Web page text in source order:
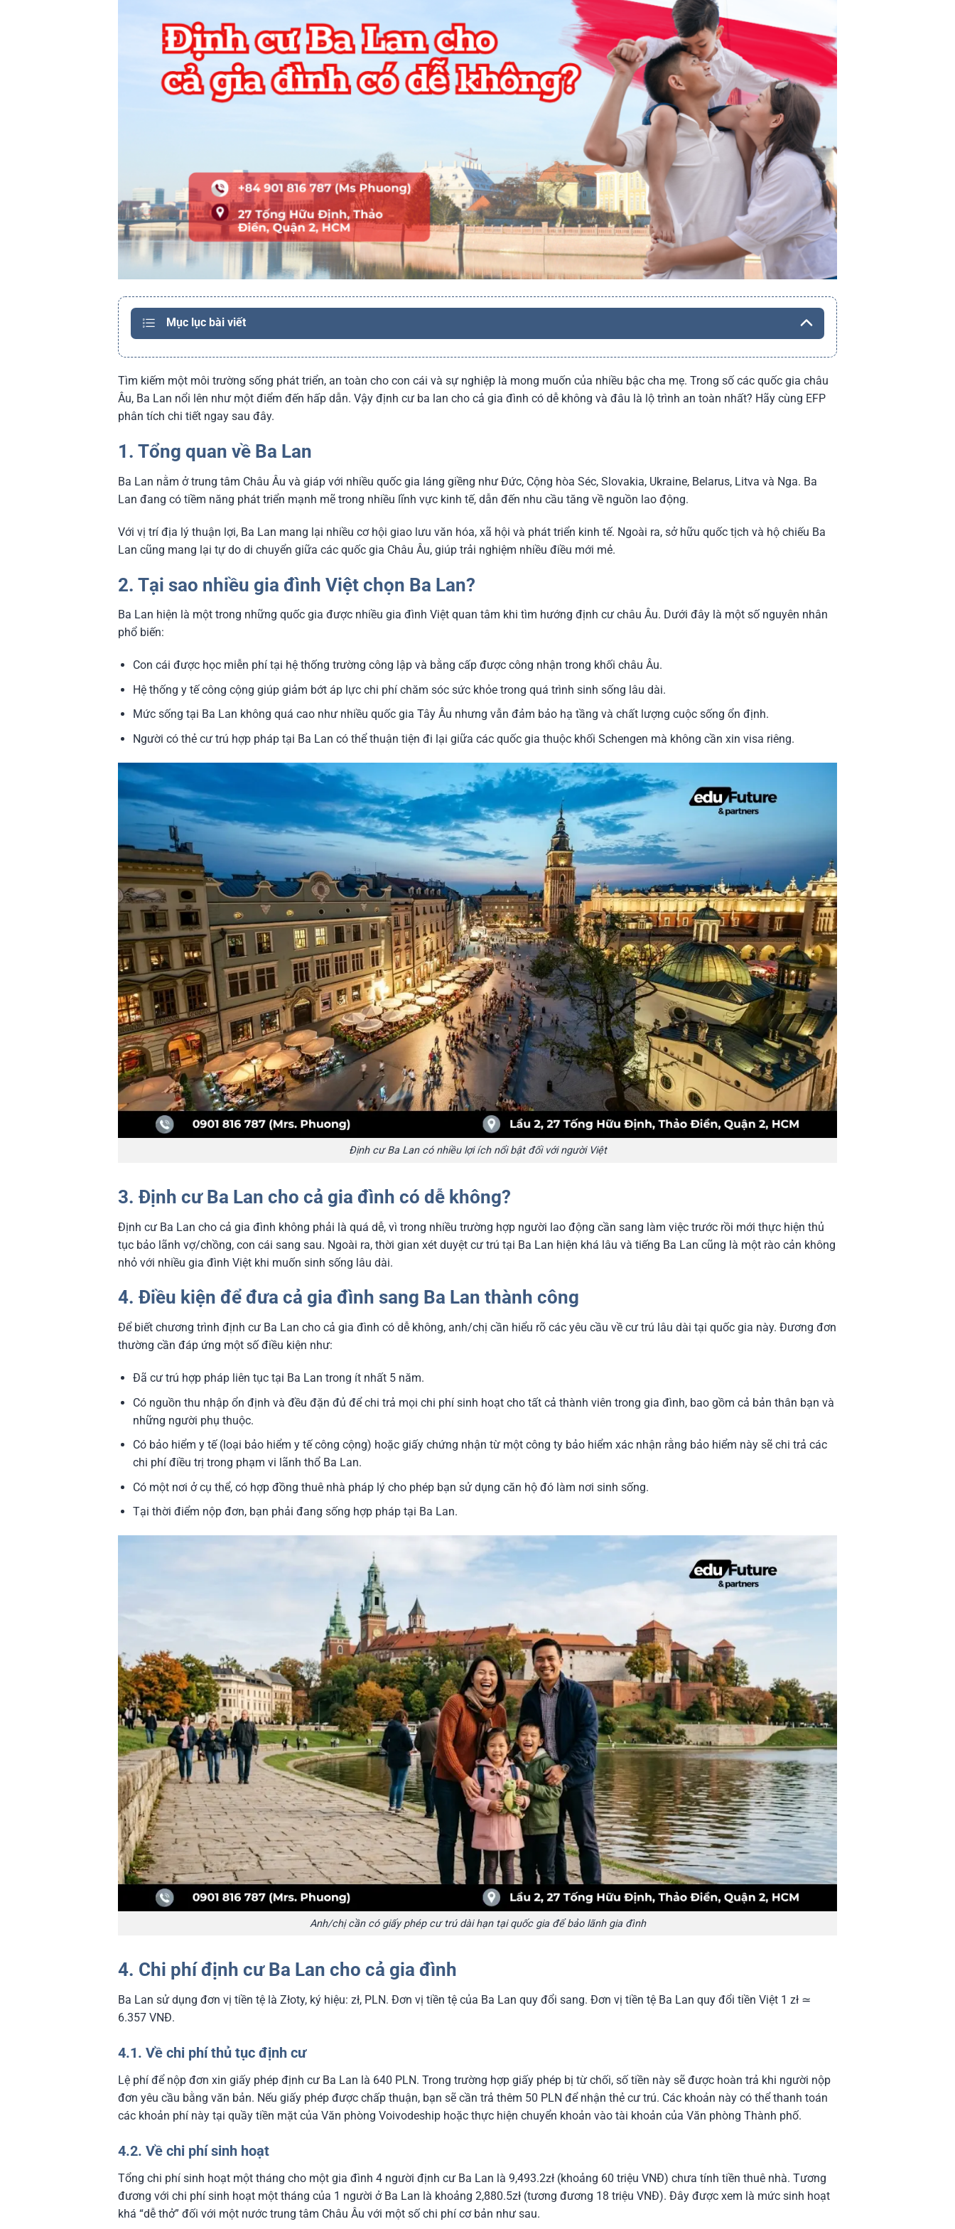
Mục lục bài viết
Tìm kiếm một môi trường sống phát triển, an toàn cho con cái và sự nghiệp là mong muốn của nhiều bậc cha mẹ. Trong số các quốc gia châu
Âu, Ba Lan nổi lên như một điểm đến hấp dẫn. Vậy định cư ba lan cho cả gia đình có dễ không và đâu là lộ trình an toàn nhất? Hãy cùng EFP
phân tích chi tiết ngay sau đây.
1. Tổng quan về Ba Lan
Ba Lan nằm ở trung tâm Châu Âu và giáp với nhiều quốc gia láng giềng như Đức, Cộng hòa Séc, Slovakia, Ukraine, Belarus, Litva và Nga. Ba
Lan đang có tiềm năng phát triển mạnh mẽ trong nhiều lĩnh vực kinh tế, dẫn đến nhu cầu tăng về nguồn lao động.
Với vị trí địa lý thuận lợi, Ba Lan mang lại nhiều cơ hội giao lưu văn hóa, xã hội và phát triển kinh tế. Ngoài ra, sở hữu quốc tịch và hộ chiếu Ba
Lan cũng mang lại tự do di chuyển giữa các quốc gia Châu Âu, giúp trải nghiệm nhiều điều mới mẻ.
2. Tại sao nhiều gia đình Việt chọn Ba Lan?
Ba Lan hiện là một trong những quốc gia được nhiều gia đình Việt quan tâm khi tìm hướng định cư châu Âu. Dưới đây là một số nguyên nhân
phổ biến:
Con cái được học miễn phí tại hệ thống trường công lập và bằng cấp được công nhận trong khối châu Âu.
Hệ thống y tế công cộng giúp giảm bớt áp lực chi phí chăm sóc sức khỏe trong quá trình sinh sống lâu dài.
Mức sống tại Ba Lan không quá cao như nhiều quốc gia Tây Âu nhưng vẫn đảm bảo hạ tầng và chất lượng cuộc sống ổn định.
Người có thẻ cư trú hợp pháp tại Ba Lan có thể thuận tiện đi lại giữa các quốc gia thuộc khối Schengen mà không cần xin visa riêng.
Định cư Ba Lan có nhiều lợi ích nổi bật đối với người Việt
3. Định cư Ba Lan cho cả gia đình có dễ không?
Định cư Ba Lan cho cả gia đình không phải là quá dễ, vì trong nhiều trường hợp người lao động cần sang làm việc trước rồi mới thực hiện thủ
tục bảo lãnh vợ/chồng, con cái sang sau. Ngoài ra, thời gian xét duyệt cư trú tại Ba Lan hiện khá lâu và tiếng Ba Lan cũng là một rào cản không
nhỏ với nhiều gia đình Việt khi muốn sinh sống lâu dài.
4. Điều kiện để đưa cả gia đình sang Ba Lan thành công
Để biết chương trình định cư Ba Lan cho cả gia đình có dễ không, anh/chị cần hiểu rõ các yêu cầu về cư trú lâu dài tại quốc gia này. Đương đơn
thường cần đáp ứng một số điều kiện như:
Đã cư trú hợp pháp liên tục tại Ba Lan trong ít nhất 5 năm.
Có nguồn thu nhập ổn định và đều đặn đủ để chi trả mọi chi phí sinh hoạt cho tất cả thành viên trong gia đình, bao gồm cả bản thân bạn và
những người phụ thuộc.
Có bảo hiểm y tế (loại bảo hiểm y tế công cộng) hoặc giấy chứng nhận từ một công ty bảo hiểm xác nhận rằng bảo hiểm này sẽ chi trả các
chi phí điều trị trong phạm vi lãnh thổ Ba Lan.
Có một nơi ở cụ thể, có hợp đồng thuê nhà pháp lý cho phép bạn sử dụng căn hộ đó làm nơi sinh sống.
Tại thời điểm nộp đơn, bạn phải đang sống hợp pháp tại Ba Lan.
Anh/chị cần có giấy phép cư trú dài hạn tại quốc gia để bảo lãnh gia đình
4. Chi phí định cư Ba Lan cho cả gia đình
Ba Lan sử dụng đơn vị tiền tệ là Złoty, ký hiệu: zł, PLN. Đơn vị tiền tệ của Ba Lan quy đổi sang. Đơn vị tiền tệ Ba Lan quy đổi tiền Việt 1 zł ≃
6.357 VNĐ.
4.1. Về chi phí thủ tục định cư
Lệ phí để nộp đơn xin giấy phép định cư Ba Lan là 640 PLN. Trong trường hợp giấy phép bị từ chối, số tiền này sẽ được hoàn trả khi người nộp
đơn yêu cầu bằng văn bản. Nếu giấy phép được chấp thuận, bạn sẽ cần trả thêm 50 PLN để nhận thẻ cư trú. Các khoản này có thể thanh toán
các khoản phí này tại quầy tiền mặt của Văn phòng Voivodeship hoặc thực hiện chuyển khoản vào tài khoản của Văn phòng Thành phố.
4.2. Về chi phí sinh hoạt
Tổng chi phí sinh hoạt một tháng cho một gia đình 4 người định cư Ba Lan là 9,493.2zł (khoảng 60 triệu VNĐ) chưa tính tiền thuê nhà. Tương
đương với chi phí sinh hoạt một tháng của 1 người ở Ba Lan là khoảng 2,880.5zł (tương đương 18 triệu VNĐ). Đây được xem là mức sinh hoạt
khá “dễ thở” đối với một nước trung tâm Châu Âu với một số chi phí cơ bản như sau.